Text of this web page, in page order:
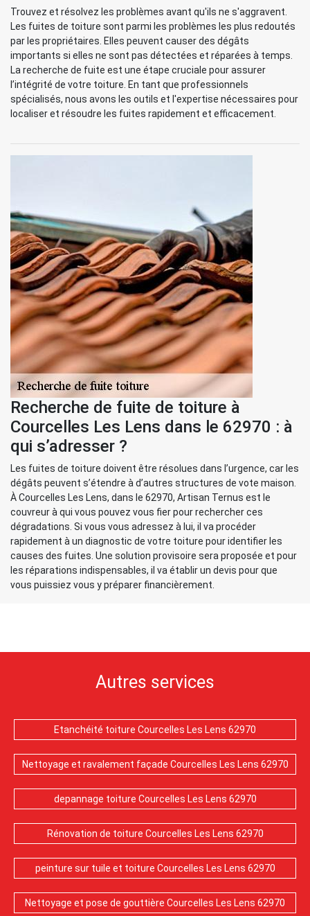
Trouvez et résolvez les problèmes avant qu'ils ne s'aggravent.
Les fuites de toiture sont parmi les problèmes les plus redoutés
par les propriétaires. Elles peuvent causer des dégâts
importants si elles ne sont pas détectées et réparées à temps.
La recherche de fuite est une étape cruciale pour assurer
l’intégrité de votre toiture. En tant que professionnels
spécialisés, nous avons les outils et l'expertise nécessaires pour
localiser et résoudre les fuites rapidement et efficacement.
Recherche de fuite de toiture à
Courcelles Les Lens dans le 62970 : à
qui s’adresser ?
Les fuites de toiture doivent être résolues dans l’urgence, car les
dégâts peuvent s’étendre à d’autres structures de vote maison.
À Courcelles Les Lens, dans le 62970, Artisan Ternus est le
couvreur à qui vous pouvez vous fier pour rechercher ces
dégradations. Si vous vous adressez à lui, il va procéder
rapidement à un diagnostic de votre toiture pour identifier les
causes des fuites. Une solution provisoire sera proposée et pour
les réparations indispensables, il va établir un devis pour que
vous puissiez vous y préparer financièrement.
Autres services
Etanchéité toiture Courcelles Les Lens 62970
Nettoyage et ravalement façade Courcelles Les Lens 62970
depannage toiture Courcelles Les Lens 62970
Rénovation de toiture Courcelles Les Lens 62970
peinture sur tuile et toiture Courcelles Les Lens 62970
Nettoyage et pose de gouttière Courcelles Les Lens 62970